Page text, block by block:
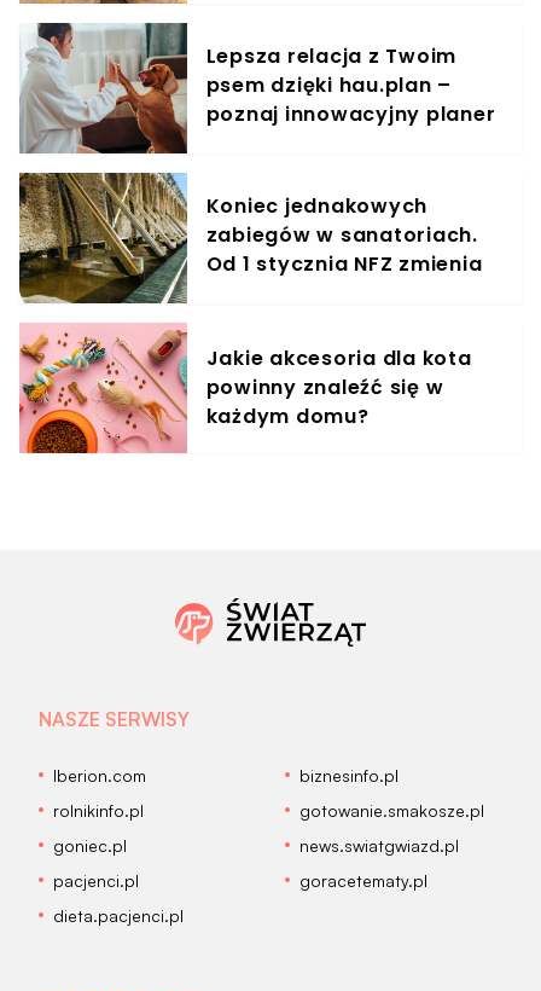
Lepsza relacja z Twoim
psem dzięki hau.plan –
poznaj innowacyjny planer
Koniec jednakowych
zabiegów w sanatoriach.
Od 1 stycznia NFZ zmienia
Jakie akcesoria dla kota
powinny znaleźć się w
każdym domu?
NASZE SERWISY
Iberion.com
biznesinfo.pl
rolnikinfo.pl
gotowanie.smakosze.pl
goniec.pl
news.swiatgwiazd.pl
pacjenci.pl
goracetematy.pl
dieta.pacjenci.pl